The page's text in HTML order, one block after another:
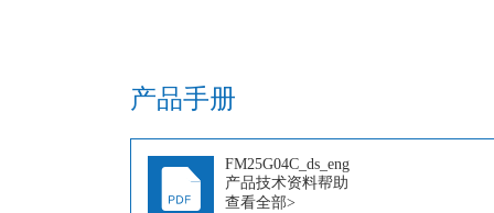
产品手册
FM25G04C_ds_eng
产品技术资料帮助
查看全部>